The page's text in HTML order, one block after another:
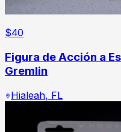
$40
Figura de Acción a
Gremlin
Hialeah, FL